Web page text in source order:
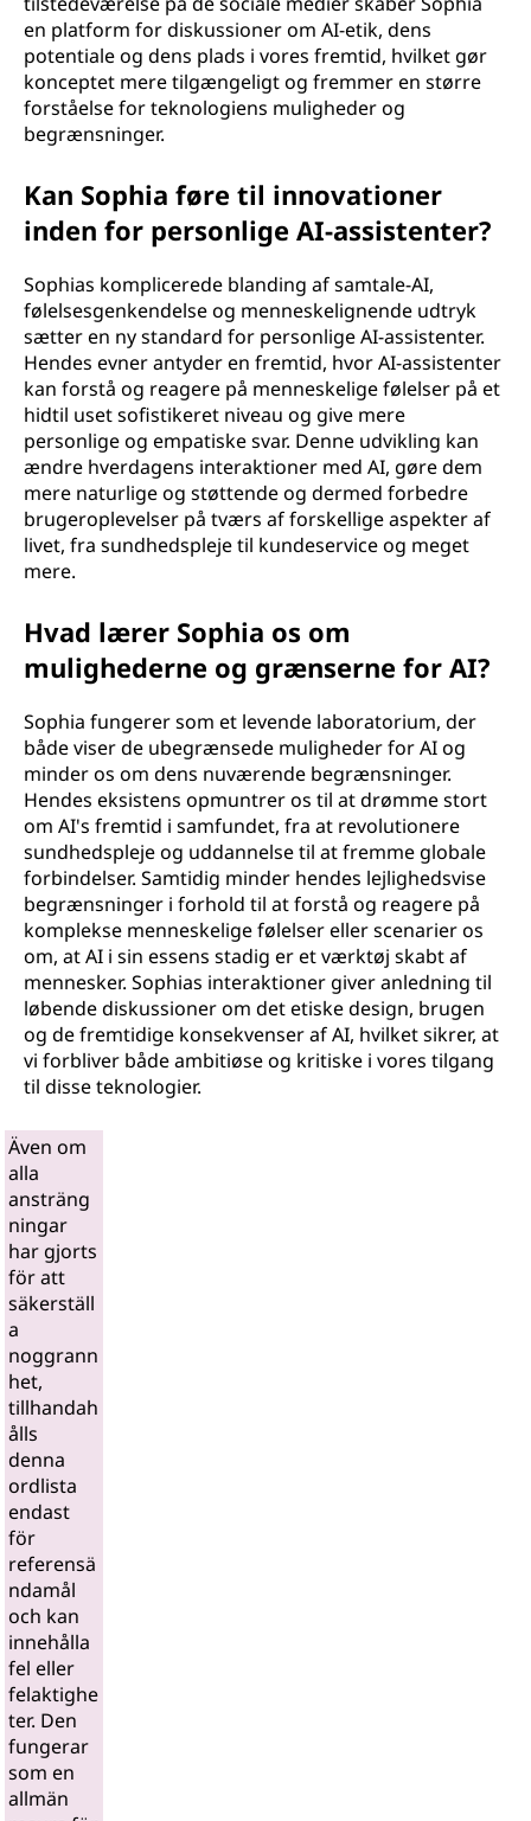
en platform for diskussioner om AI-etik, dens
potentiale og dens plads i vores fremtid, hvilket gør
konceptet mere tilgængeligt og fremmer en større
forståelse for teknologiens muligheder og
begrænsninger.
Kan Sophia føre til innovationer
inden for personlige AI-assistenter?
Sophias komplicerede blanding af samtale-AI,
følelsesgenkendelse og menneskelignende udtryk
sætter en ny standard for personlige AI-assistenter.
Hendes evner antyder en fremtid, hvor AI-assistenter
kan forstå og reagere på menneskelige følelser på et
hidtil uset sofistikeret niveau og give mere
personlige og empatiske svar. Denne udvikling kan
ændre hverdagens interaktioner med AI, gøre dem
mere naturlige og støttende og dermed forbedre
brugeroplevelser på tværs af forskellige aspekter af
livet, fra sundhedspleje til kundeservice og meget
mere.
Hvad lærer Sophia os om
mulighederne og grænserne for AI?
Sophia fungerer som et levende laboratorium, der
både viser de ubegrænsede muligheder for AI og
minder os om dens nuværende begrænsninger.
Hendes eksistens opmuntrer os til at drømme stort
om AI's fremtid i samfundet, fra at revolutionere
sundhedspleje og uddannelse til at fremme globale
forbindelser. Samtidig minder hendes lejlighedsvise
begrænsninger i forhold til at forstå og reagere på
komplekse menneskelige følelser eller scenarier os
om, at AI i sin essens stadig er et værktøj skabt af
mennesker. Sophias interaktioner giver anledning til
løbende diskussioner om det etiske design, brugen
og de fremtidige konsekvenser af AI, hvilket sikrer, at
vi forbliver både ambitiøse og kritiske i vores tilgang
til disse teknologier.
Även om
alla
ansträng
ningar
har gjorts
för att
säkerställ
a
noggrann
het,
tillhandah
ålls
denna
ordlista
endast
för
referensä
ndamål
och kan
innehålla
fel eller
felaktighe
ter. Den
fungerar
som en
allmän